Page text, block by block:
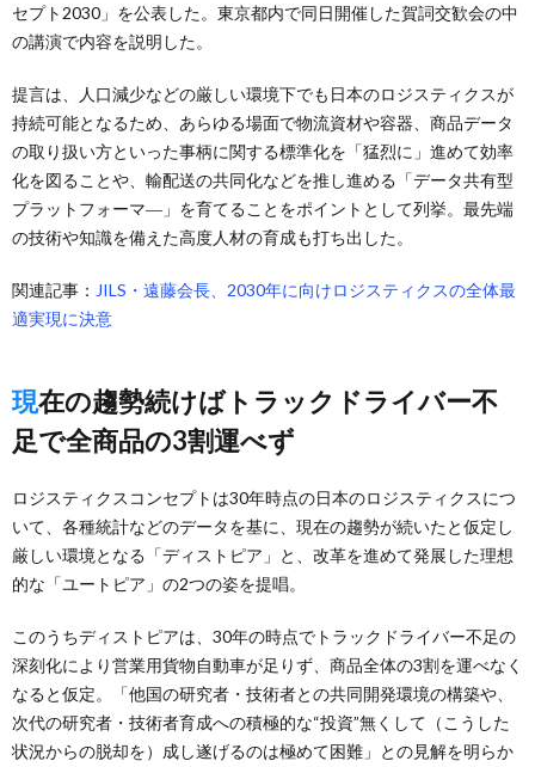
セプト2030」を公表した。東京都内で同日開催した賀詞交歓会の中
の講演で内容を説明した。
提言は、人口減少などの厳しい環境下でも日本のロジスティクスが
持続可能となるため、あらゆる場面で物流資材や容器、商品データ
の取り扱い方といった事柄に関する標準化を「猛烈に」進めて効率
化を図ることや、輸配送の共同化などを推し進める「データ共有型
プラットフォーマ―」を育てることをポイントとして列挙。最先端
の技術や知識を備えた高度人材の育成も打ち出した。
関連記事： JILS・遠藤会長、2030年に向けロジスティクスの全体最
適実現に決意
現在の趨勢続けばトラックドライバー不
足で全商品の3割運べず
ロジスティクスコンセプトは30年時点の日本のロジスティクスにつ
いて、各種統計などのデータを基に、現在の趨勢が続いたと仮定し
厳しい環境となる「ディストピア」と、改革を進めて発展した理想
的な「ユートピア」の2つの姿を提唱。
このうちディストピアは、30年の時点でトラックドライバー不足の
深刻化により営業用貨物自動車が足りず、商品全体の3割を運べなく
なると仮定。「他国の研究者・技術者との共同開発環境の構築や、
次代の研究者・技術者育成への積極的な“投資”無くして（こうした
状況からの脱却を）成し遂げるのは極めて困難」との見解を明らか